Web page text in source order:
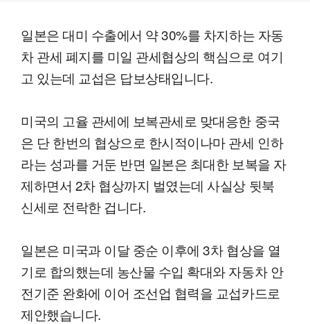
일본은 대미 수출에서 약 30%를 차지하는 자동
차 관세 폐지를 미일 관세협상의 핵심으로 여기
고 있는데 교섭은 답보상태입니다.
미국의 고율 관세에 보복관세로 맞대응한 중국
은 단 한번의 협상으로 한시적이나마 관세 인하
라는 성과를 거둔 반면 일본은 최대한 보복을 자
제하면서 2차 협상까지 벌였는데 사실상 뒷북
신세로 전락한 겁니다.
일본은 미국과 이달 중순 이후에 3차 협상을 열
기로 합의했는데 농산물 수입 확대와 자동차 안
전기준 완화에 이어 조선업 협력을 교섭카드로
제안했습니다.